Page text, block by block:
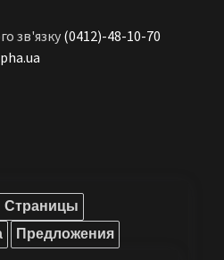
зв'язку (0412)-48-10-70
Страницы
Предложения